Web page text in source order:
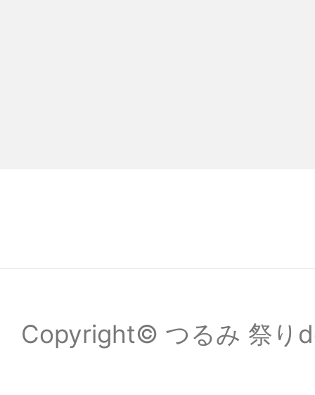
Copyright© つるみ 祭り